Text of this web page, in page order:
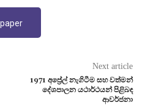
Next article
1971 අප්‍රේල් නැගිටීම සහ වත්මන්
දේශපාලන යථාර්ථයන් පිළිබඳ
ආවර්ජනා